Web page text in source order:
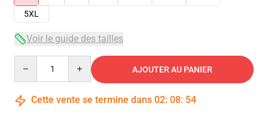
5XL
Voir le guide des tailles
AJOUTER AU PANIER
Cette vente se termine dans 02: 08: 54